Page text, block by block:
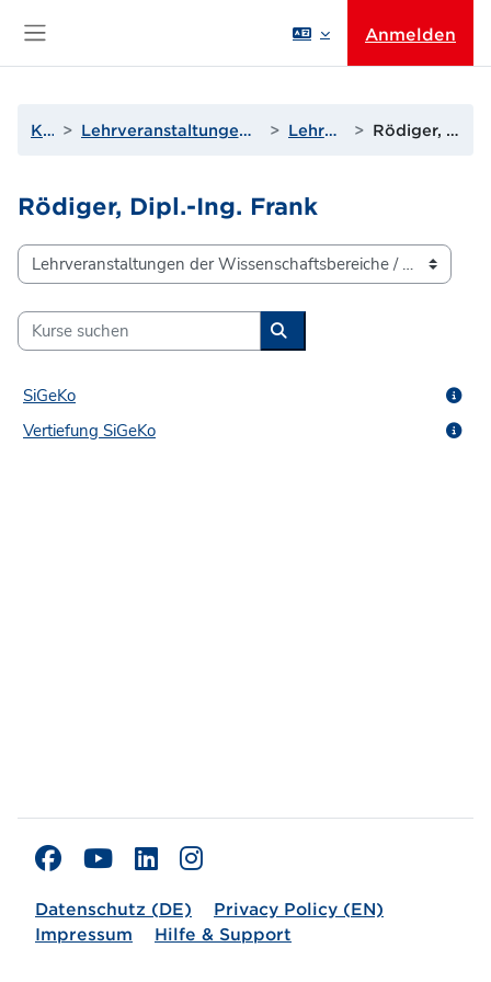
Anmelden
Kurse Lehrveranstaltungen der Wissenschaftsbereiche Lehrende Q bis T Rödiger, Dipl.-Ing. Frank
Rödiger, Dipl.-Ing. Frank
Kursbereiche
Kurse suchen
Kurse suchen
SiGeKo
Vertiefung SiGeKo
Datenschutz (DE)
Privacy Policy (EN)
Impressum
Hilfe & Support